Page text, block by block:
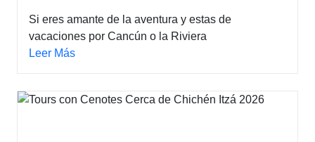
Si eres amante de la aventura y estas de
vacaciones por Cancún o la Riviera
Leer Más